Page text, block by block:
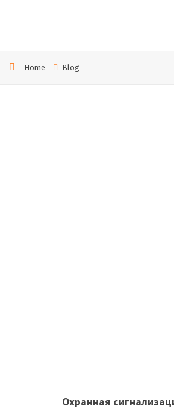
Home Blog
Охранная